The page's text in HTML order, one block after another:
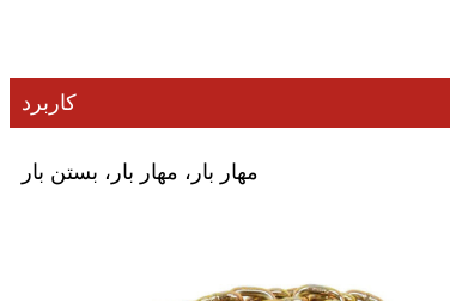
کاربرد
مهار بار، مهار بار، بستن بار